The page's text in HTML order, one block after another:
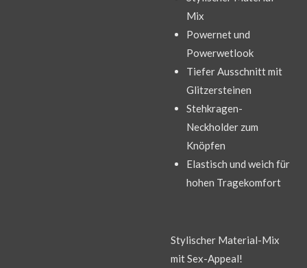
Mix
Powernet und
Powerwetlook
Tiefer Ausschnitt mit
Glitzersteinen
Stehkragen-
Neckholder zum
Knöpfen
Elastisch und weich für
hohen Tragekomfort
Stylischer Material-Mix
mit Sex-Appeal!